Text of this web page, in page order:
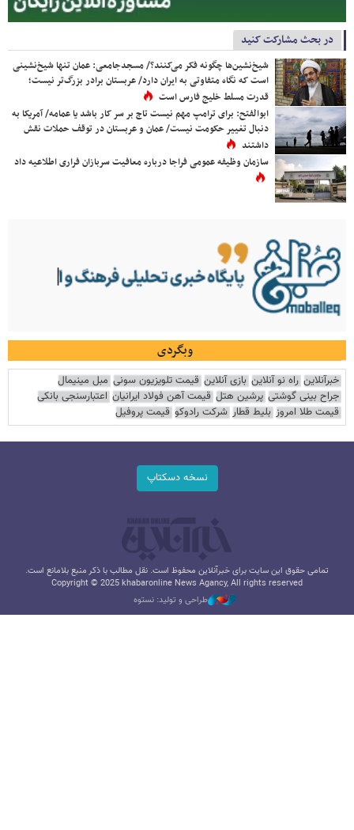
در بحث مشارکت کنید
شیخ‌نشین‌ها چگونه فکر می‌کنند؟/ مسجدجامعی: عمان تنها شیخ‌نشینی
است که نگاه متفاوتی به ایران دارد/ عربستان برادر بزرگ‌تر نیست؛
قدرت مسلط خلیج فارس است
ابوالفتح: برای ترامپ مهم نیست تاج بر سر کار باشد یا عمامه/ آمریکا به
دنبال تغییر حکومت نیست/ عمان و عربستان در توقف حملات نقش
داشتند
سازمان وظیفه عمومی فراجا درباره معافیت سربازان فراری اطلاعیه داد
وبگردی
خبرآنلاین راه نو آنلاین بازی آنلاین قیمت تلویزیون سونی مبل مینیمال
جراح بینی گوشتی پرشین هتل قیمت آهن فولاد ایرانیان اعتبارسنجی بانکی
قیمت طلا امروز بلیط قطار شرکت رادوکو قیمت پروفیل
نسخه دسکتاپ
تمامی حقوق این سایت برای خبرآنلاین محفوظ است. نقل مطالب با ذکر منبع بلامانع است.
Copyright © 2025 khabaronline News Agancy, All rights reserved
طراحی و تولید: نستوه